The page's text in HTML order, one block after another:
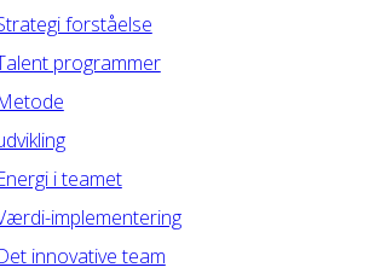
forståelse
programmer
i teamet
implementering
innovative team